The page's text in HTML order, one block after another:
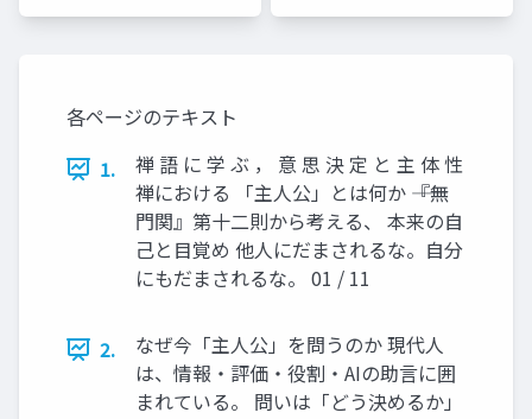
各ページのテキスト
1.
禅 語 に 学 ぶ ， 意 思 決 定 と 主 体 性
禅における 「主人公」とは何か ――『無
門関』第十二則から考える、 本来の自
己と目覚め 他人にだまされるな。自分
にもだまされるな。 01 / 11
2.
なぜ今「主人公」を問うのか 現代人
は、情報・評価・役割・AIの助言に囲
まれている。 問いは「どう決めるか」